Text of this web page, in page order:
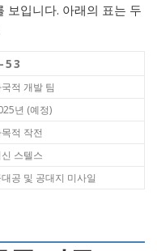
보입니다. 아래의 표는 두
53
적 개발 팀
년 (예정)
적 작전
스텔스
공 및 공대지 미사일